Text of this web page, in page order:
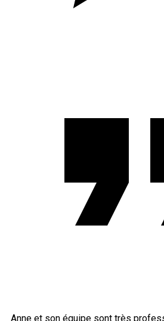
Anne et son équipe sont très